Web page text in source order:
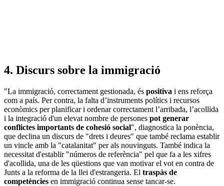
4. Discurs sobre la immigració
"La immigració, correctament gestionada, és positiva i ens reforça
com a país. Per contra, la falta d’instruments polítics i recursos
econòmics per planificar i ordenar correctament l’arribada, l’acollida
i la integració d'un elevat nombre de persones pot generar
conflictes importants de cohesió social", diagnostica la ponència,
que declina un discurs de "drets i deures" que també reclama establir
un vincle amb la "catalanitat" per als nouvinguts. També indica la
necessitat d'establir "números de referència" pel que fa a les xifres
d'acollida, una de les qüestions que van motivar el vot en contra de
Junts a la reforma de la llei d'estrangeria. El traspàs de
competències en immigració continua sense tancar-se.